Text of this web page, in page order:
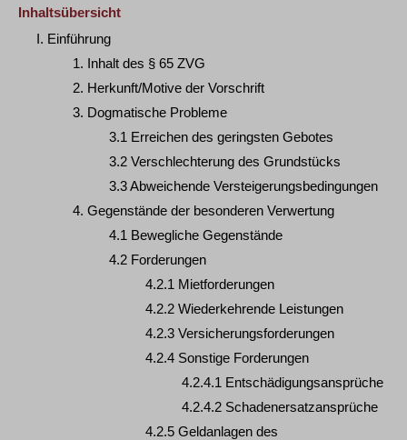
Inhaltsübersicht
I. Einführung
1. Inhalt des § 65 ZVG
2. Herkunft/Motive der Vorschrift
3. Dogmatische Probleme
3.1 Erreichen des geringsten Gebotes
3.2 Verschlechterung des Grundstücks
3.3 Abweichende Versteigerungsbedingungen
4. Gegenstände der besonderen Verwertung
4.1 Bewegliche Gegenstände
4.2 Forderungen
4.2.1 Mietforderungen
4.2.2 Wiederkehrende Leistungen
4.2.3 Versicherungsforderungen
4.2.4 Sonstige Forderungen
4.2.4.1 Entschädigungsansprüche
4.2.4.2 Schadenersatzansprüche
4.2.5 Geldanlagen des